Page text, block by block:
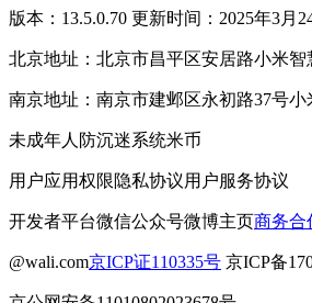
版本：13.5.0.70 更新时间：2025年3月
北京地址：北京市昌平区安居路小米智
南京地址：南京市建邺区永初路37号小
未成年人防沉迷系统米币
用户应用权限隐私协议用户服务协议
开发者平台微信公众号微博主页商务合
@wali.com京ICP证110335号 京ICP备